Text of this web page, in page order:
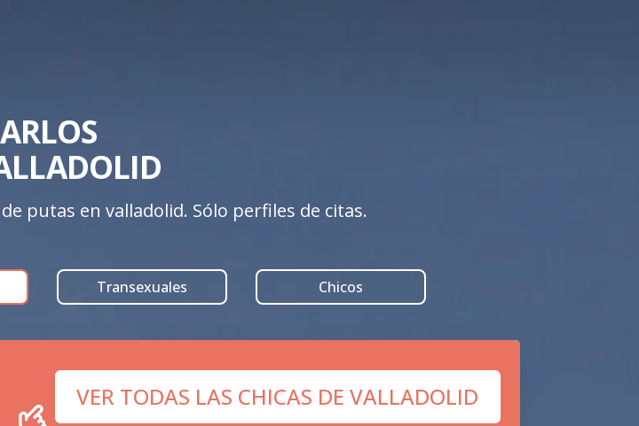
putas en valladolid. Sólo perfiles de citas.
Transexuales Chicos
VER TODAS LAS CHICAS DE VALLADOLID